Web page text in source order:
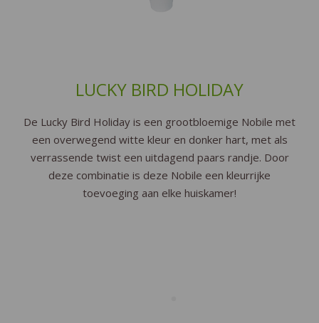
LUCKY BIRD HOLIDAY
De Lucky Bird Holiday is een grootbloemige Nobile met
een overwegend witte kleur en donker hart, met als
verrassende twist een uitdagend paars randje. Door
deze combinatie is deze Nobile een kleurrijke
toevoeging aan elke huiskamer!